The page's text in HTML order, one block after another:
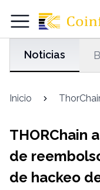
Noticias
Inicio
THORChain
de
de hackeo